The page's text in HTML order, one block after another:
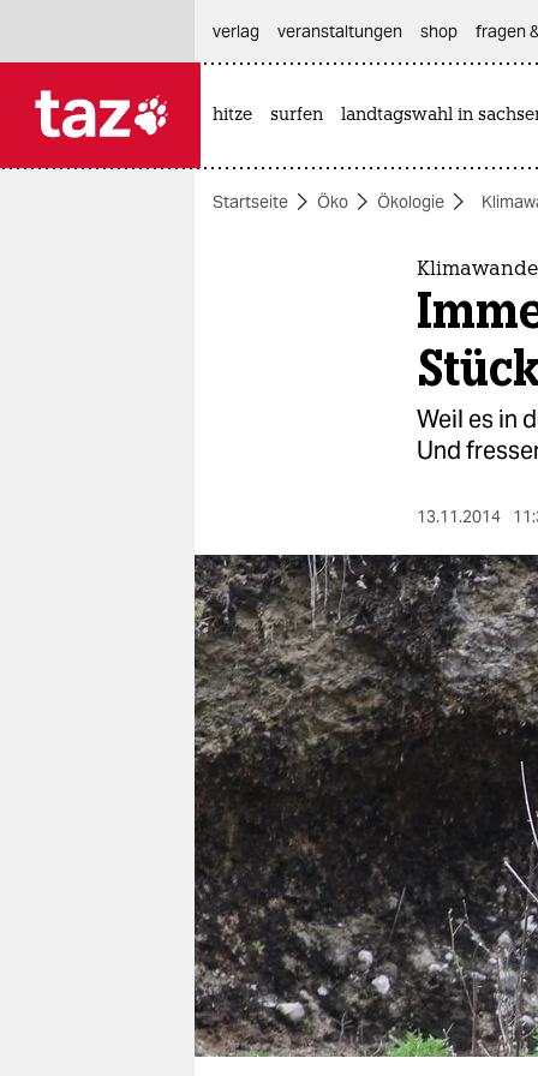
themen
nord
wahrheit
verlag
verlag
veranstaltungen
shop
fragen & hilfe
unterstützen
abo
genossenschaft
verlag
veranstaltungen shop fragen
hitze surfen landtagswahl in
Startseite Öko Ökologie
Weil es in
Und
13.11.2014